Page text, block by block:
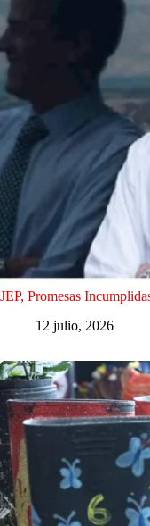
JEP, Promesas
12 julio, 2026